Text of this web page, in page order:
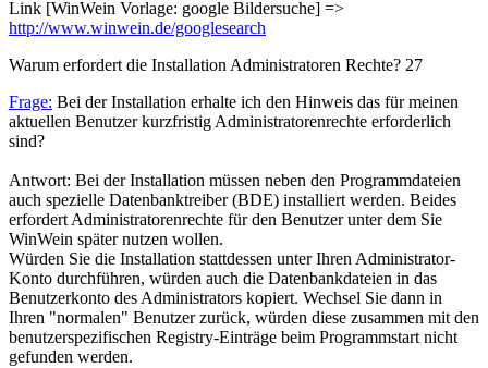
Link [WinWein Vorlage: google Bildersuche] =>
http://www.winwein.de/googlesearch
Warum erfordert die Installation Administratoren Rechte? 27
Frage: Bei der Installation erhalte ich den Hinweis das für meinen
aktuellen Benutzer kurzfristig Administratorenrechte erforderlich
sind?
Antwort: Bei der Installation müssen neben den Programmdateien
auch spezielle Datenbanktreiber (BDE) installiert werden. Beides
erfordert Administratorenrechte für den Benutzer unter dem Sie
WinWein später nutzen wollen.
Würden Sie die Installation stattdessen unter Ihren Administrator-
Konto durchführen, würden auch die Datenbankdateien in das
Benutzerkonto des Administrators kopiert. Wechsel Sie dann in
Ihren "normalen" Benutzer zurück, würden diese zusammen mit den
benutzerspezifischen Registry-Einträge beim Programmstart nicht
gefunden werden.